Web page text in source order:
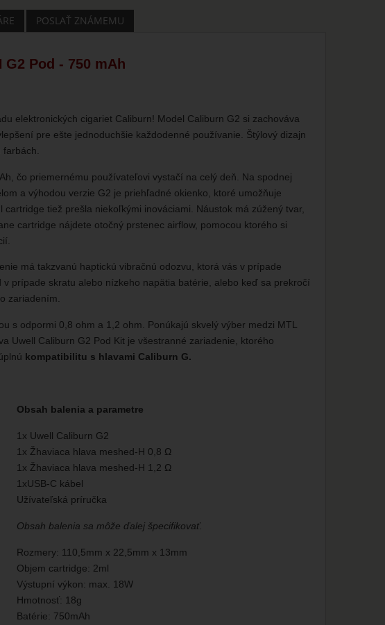
POSLAŤ ZNÁMEMU
G2 Pod - 750 mAh
elektronických cigariet Caliburn! Model Caliburn G2 si zachováva
pre ešte jednoduchšie každodenné používanie. Štýlový dizajn
čo priemernému používateľovi vystačí na celý deň. Na spodnej
a výhodou verzie G2 je priehľadné okienko, ktoré umožňuje
tiež prešla niekoľkými inováciami. Náustok má zúžený tvar,
cartridge nájdete otočný prstenec airflow, pomocou ktorého si
má takzvanú haptickú vibračnú odozvu, ktorá vás v prípade
prípade skratu alebo nízkeho napätia batérie, alebo keď sa prekročí
zariadením.
s odpormi 0,8 ohm a 1,2 ohm. Ponúkajú skvelý výber medzi MTL
Uwell Caliburn G2 Pod Kit je všestranné zariadenie, ktorého
kompatibilitu s hlavami Caliburn G.
Obsah balenia a parametre
1x Uwell Caliburn G2
1x Žhaviaca hlava meshed-H 0,8 Ω
1x Žhaviaca hlava meshed-H 1,2 Ω
1xUSB-C kábel
Užívateľská príručka
Obsah balenia sa môže ďalej špecifikovať.
Rozmery: 110,5mm x 22,5mm x 13mm
Objem cartridge: 2ml
Výstupní výkon: max. 18W
Hmotnosť: 18g
Batérie: 750mAh